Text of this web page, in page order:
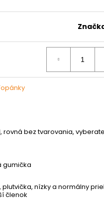
rovná bez tvarovania,
gumička
nízky a normálny
členok